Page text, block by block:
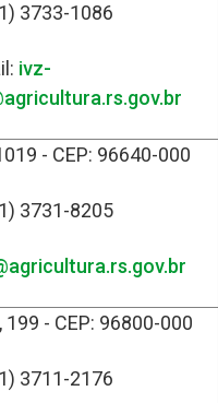
3733-1086
ivz-
- CEP: 96640-000
3731-8205
- CEP: 96800-000
3711-2176